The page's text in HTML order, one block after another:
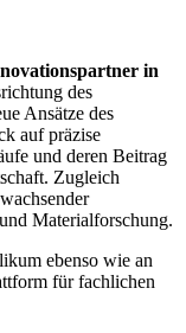
in
des
Ansätze des
auf präzise
und deren Beitrag
Zugleich
Materialforschung.
ebenso wie an
für fachlichen